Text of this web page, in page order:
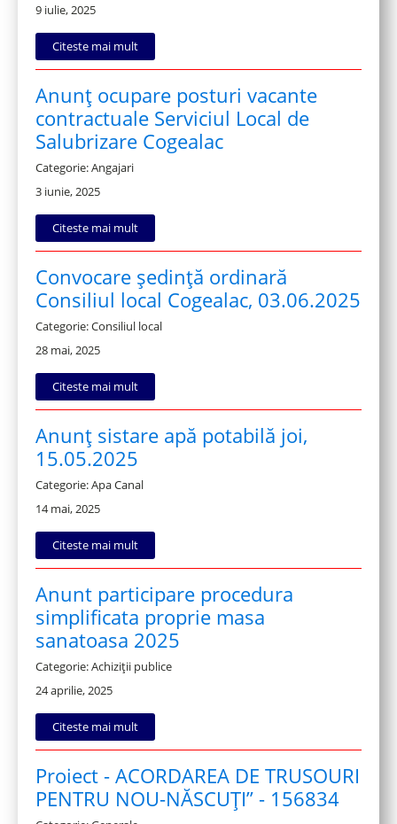
9 iulie, 2025
Citeste mai mult
Anunț ocupare posturi vacante
contractuale Serviciul Local de
Salubrizare Cogealac
Categorie: Angajari
3 iunie, 2025
Citeste mai mult
Convocare ședință ordinară
Consiliul local Cogealac, 03.06.2025
Categorie: Consiliul local
28 mai, 2025
Citeste mai mult
Anunț sistare apă potabilă joi,
15.05.2025
Categorie: Apa Canal
14 mai, 2025
Citeste mai mult
Anunt participare procedura
simplificata proprie masa
sanatoasa 2025
Categorie: Achiziții publice
24 aprilie, 2025
Citeste mai mult
Proiect - ACORDAREA DE TRUSOURI
PENTRU NOU-NĂSCUȚI” - 156834